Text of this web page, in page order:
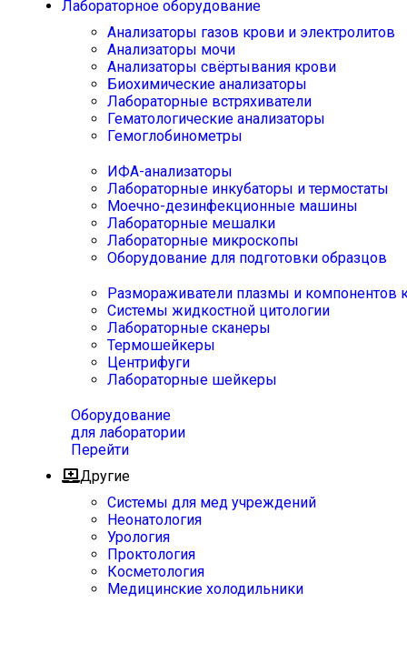
Лабораторное оборудование
Анализаторы газов крови и электролитов
Анализаторы мочи
Анализаторы свёртывания крови
Биохимические анализаторы
Лабораторные встряхиватели
Гематологические анализаторы
Гемоглобинометры
ИФА-анализаторы
Лабораторные инкубаторы и термостаты
Моечно-дезинфекционные машины
Лабораторные мешалки
Лабораторные микроскопы
Оборудование для подготовки образцов
Размораживатели плазмы и компонентов
Системы жидкостной цитологии
Лабораторные сканеры
Термошейкеры
Центрифуги
Лабораторные шейкеры
Оборудование
для лаборатории
Перейти
Другие
Системы для мед учреждений
Неонатология
Урология
Проктология
Косметология
Медицинские холодильники